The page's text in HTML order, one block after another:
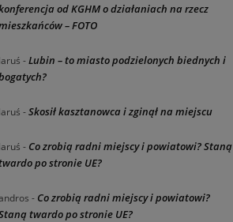
od KGHM o działaniach na rzecz
– FOTO
-Lubin – to miasto podzielonych biednych i
-Skosił kasztanowca i zginął na miejscu
- Co zrobią radni miejscy i powiatowi? Staną
po stronie UE?
- Co zrobią radni miejscy i powiatowi?
twardo po stronie UE?